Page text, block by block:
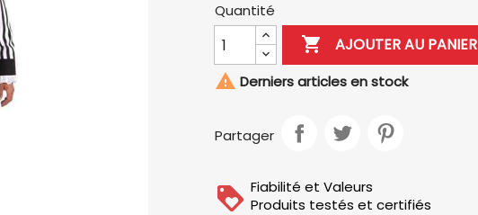
Quantité
 AJOUTER AU PANIER
 Derniers articles en stock
Partager
Fiabilité et Valeurs
Produits testés et certifiés